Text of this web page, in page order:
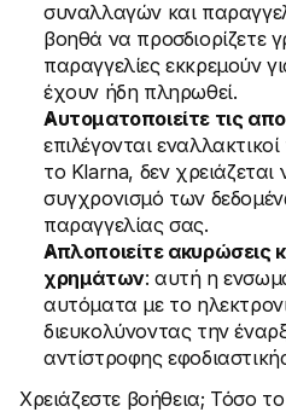
συναλλαγών και
βοηθά να προσδιορίζετε
παραγγελίες εκκρεμούν
έχουν ήδη πληρωθεί.
Αυτοματοποιείτε τις
επιλέγονται
το Klarna, δεν χρειάζεται
συγχρονισμό των
παραγγελίας σας.
Απλοποιείτε ακυρώσεις
χρημάτων: αυτή η
αυτόματα με το
διευκολύνοντας την
αντίστροφης
Χρειάζεστε βοήθεια; Τόσο